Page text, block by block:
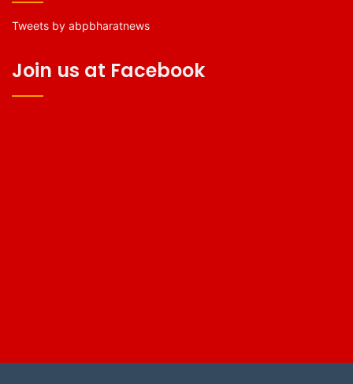
Tweets by abpbharatnews
Join us at Facebook